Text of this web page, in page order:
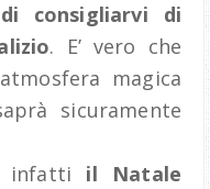
consigliarvi di
. E’ vero che
magica
sicuramente
infatti il Natale